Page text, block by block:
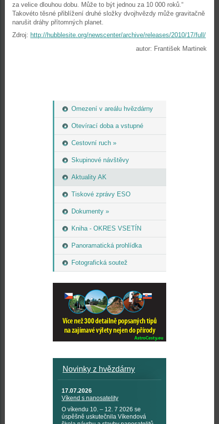
Omezení v areálu hvězdárny
Otevírací doba a vstupné
Cestovní ruch »
Skupinové návštěvy
Aktuality AK
Tiskové zprávy ESO
Dokumenty »
Kniha - OKRES VSETÍN
Panoramatická prohlídka
Fotografická soutež
Novinky z hvězdárny
17.07.2026
Víkend s nanosatelity
O víkendu 10. – 12. 7 2026 se
úspěšně uskutečnila Víkendová
za velice dlouhou dobu. Může to být jednou za 10 000 roků.“
Takovéto těsné přiblížení druhé složky dvojhvězdy může gravitačně
narušit dráhy přítomných planet.
Zdroj: http://hubblesite.org/newscenter/archive/releases/2010/17/full/
autor: František Martinek